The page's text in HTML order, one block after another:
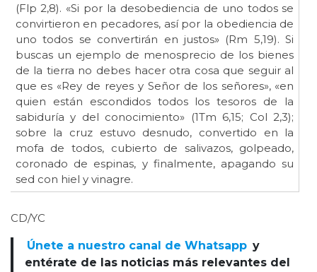
(Flp 2,8). «Si por la desobediencia de uno todos se
convirtieron en pecadores, así por la obediencia de
uno todos se convertirán en justos» (Rm 5,19). Si
buscas un ejemplo de menosprecio de los bienes
de la tierra no debes hacer otra cosa que seguir al
que es «Rey de reyes y Señor de los señores», «en
quien están escondidos todos los tesoros de la
sabiduría y del conocimiento» (1Tm 6,15; Col 2,3);
sobre la cruz estuvo desnudo, convertido en la
mofa de todos, cubierto de salivazos, golpeado,
coronado de espinas, y finalmente, apagando su
sed con hiel y vinagre.
CD/YC
Únete a nuestro canal de Whatsapp y
entérate de las noticias más relevantes del